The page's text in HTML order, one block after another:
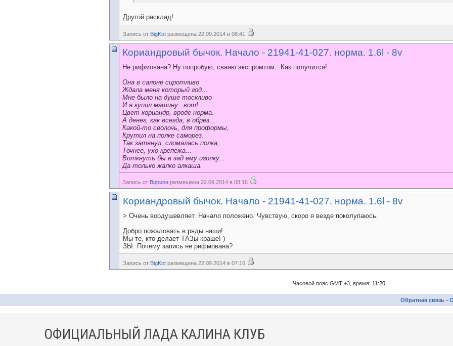
Другой расклад!
Запись от BigKot размещена 22.09.2014 в 08:41
Кориандровый бычок. Начало - 21941-41-027. норма. 1.6l - 8v
Не рифмована? Ну попробую, сваяю экспромтом...Как получится!
Она в салоне сиротливо
Ждала меня который год...
Мне было на душе тоскливо
И я купил машину...вот!
Цвет кориандр, вроде норма.
А денег, как всегда, в обрез...
Какой-то сволочь, для проформы,
Крутил на полке саморез.
Так затянул, сломалась полка,
Точнее, ухо крепежа...
Воткнуть бы в зад ему иголку...
Да только жалко алкаша.
Запись от Вирион размещена 22.09.2014 в 08:16
Кориандровый бычок. Начало - 21941-41-027. норма. 1.6l - 8v
> Очень воодушевляет. Начало положено. Чувствую, скоро я везде поколупаюсь.
Добро пожаловать в ряды наши!
Мы те, кто делает ТАЗы краше! )
ЗЫ: Почему запись не рифмована?
Запись от BigKot размещена 22.09.2014 в 07:16
Часовой пояс GMT +3, время: 11:20
Обратная связь -
ОФИЦИАЛЬНЫЙ ЛАДА КАЛИНА КЛУБ